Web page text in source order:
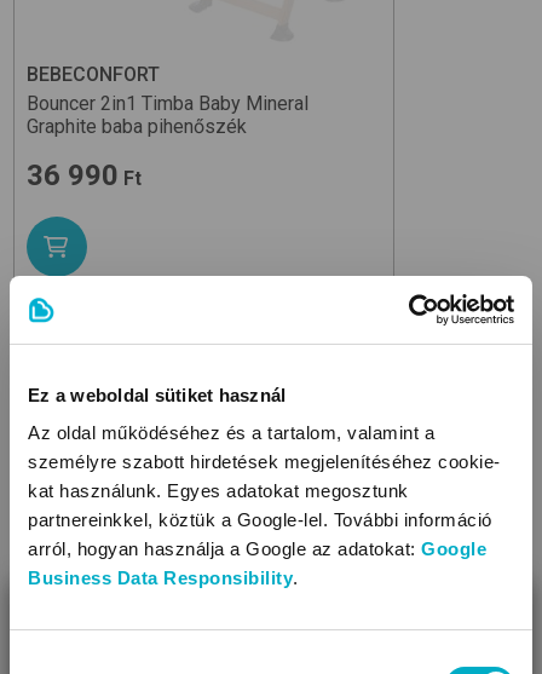
Ez a weboldal sütiket használ
Az oldal működéséhez és a tartalom, valamint a
személyre szabott hirdetések megjelenítéséhez cookie-
kat használunk. Egyes adatokat megosztunk
partnereinkkel, köztük a Google-lel. További információ
arról, hogyan használja a Google az adatokat: Google
Business Data Responsibility.
BEBECONFORT
Bouncer 2in1 Timba Baby Mineral
Graphite baba pihenőszék
36 990 Ft
KAPCSOLÓDÓ KATEGÓRIÁK